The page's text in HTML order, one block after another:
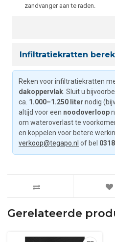
zandvanger aan te raden.
Infiltratiekratten
Reken voor infiltratiekratten
dakoppervlak . Sluit u
ca. 1.000–1.250 liter nodig
altijd voor een noodoverloop
om wateroverlast te
en koppelen voor betere
verkoop@tegapo.nl of bel
Gerelateerde